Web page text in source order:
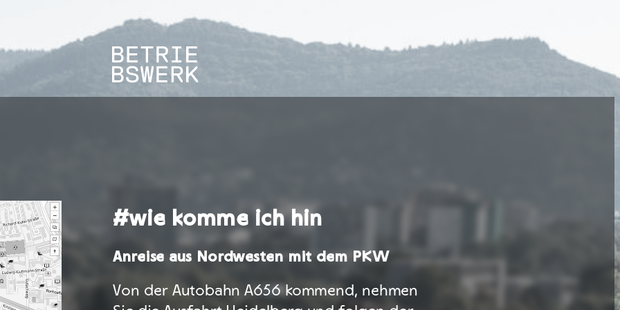
#wie komme ich hin
Anreise aus Nordwesten mit dem PKW
Von der Autobahn A656 kommend, nehmen